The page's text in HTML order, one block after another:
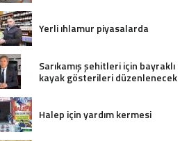
Yerli ıhlamur piyasalarda
Sarıkamış şehitleri için bayraklı
kayak gösterileri düzenlenecek
Halep için yardım kermesi